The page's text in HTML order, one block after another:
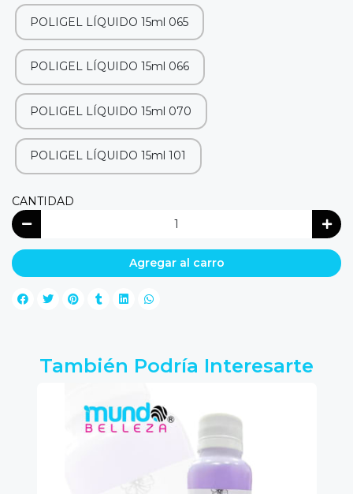
POLIGEL LÍQUIDO 15ml 065
POLIGEL LÍQUIDO 15ml 066
POLIGEL LÍQUIDO 15ml 070
POLIGEL LÍQUIDO 15ml 101
CANTIDAD
Agregar al carro
También Podría Interesarte